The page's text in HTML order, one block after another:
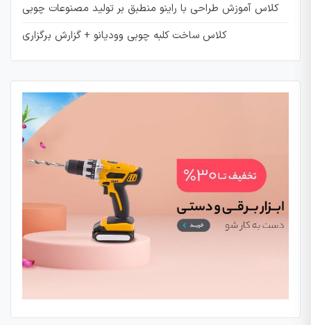
کلاس آموزش طراحی با راینو منطبق بر تولید مصنوعات چوبی
کلاس ساخت کلبه چوبی وودیانو + گزارش برگزاری